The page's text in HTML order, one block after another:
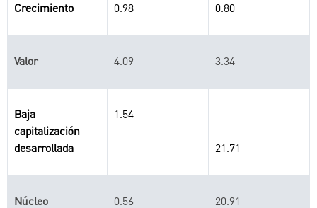
Crecimiento 0.98 0.80
Valor 4.09 3.34
Baja
capitalización
desarrollada
1.54
21.71
Núcleo 0.56 20.91